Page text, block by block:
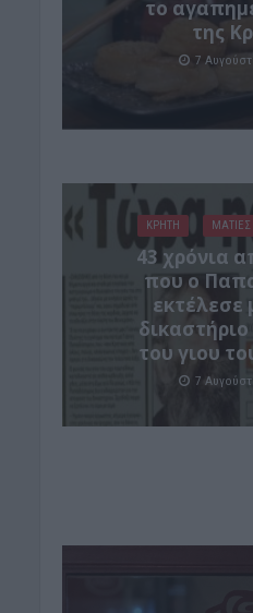
το
της
7
ΚΡΗΤΗ
43 χρόνια
που ο
εκτέλεσε
του γιου
7